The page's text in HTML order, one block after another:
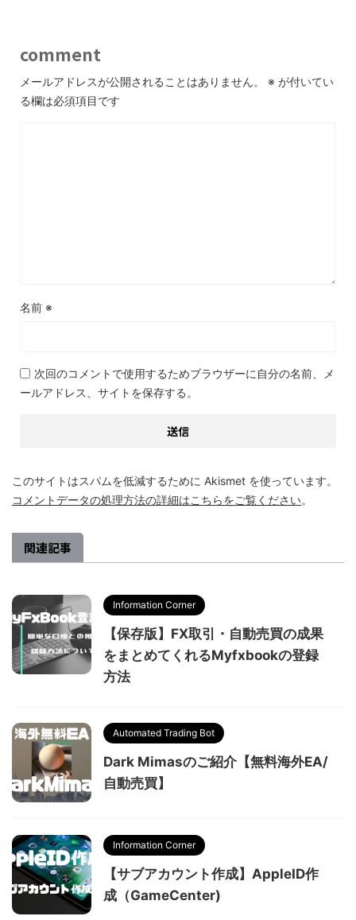
comment
メールアドレスが公開されることはありません。 ※ が付いてい
る欄は必須項目です
名前 ※
次回のコメントで使用するためブラウザーに自分の名前、メ
ールアドレス、サイトを保存する。
このサイトはスパムを低減するために Akismet を使っています。
コメントデータの処理方法の詳細はこちらをご覧ください。
関連記事
Information Corner
【保存版】FX取引・自動売買の成果
をまとめてくれるMyfxbookの登録
方法
Automated Trading Bot
Dark Mimasのご紹介【無料海外EA/
自動売買】
Information Corner
【サブアカウント作成】AppleID作
成（GameCenter)